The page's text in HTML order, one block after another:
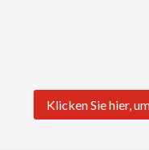
Klicken Sie hier,